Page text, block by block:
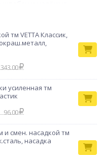
тм VETTA Классик,
343.00
усиленная тм
96.00
смен. насадкой тм
насадка